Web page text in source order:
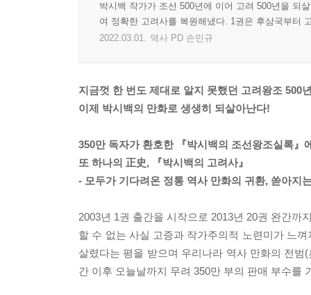
박시백 작가가 조선 500년에 이어 고려 500년을 되
여 정확한 고려사를 복원해냈다. 1권은 후삼국부터
2022.03.01. 역사 PD 손민규
지금껏 한 번도 제대로 알지 못했던 고려왕조 500
이제 박시백의 만화로 생생히 되살아난다!
350만 독자가 환호한 『박시백의 조선왕조실록』
또 하나의 正史, 『박시백의 고려사』
- 모두가 기다려온 정통 역사 만화의 귀환, 쏟아지
2003년 1권 출간을 시작으로 2013년 20권 완간
할 수 없는 사실 고증과 작가주의적 노련미가 느
살렸다는 평을 받으며 우리나라 역사 만화의 전
간 이후 오늘날까지 무려 350만 부의 판매 부수를